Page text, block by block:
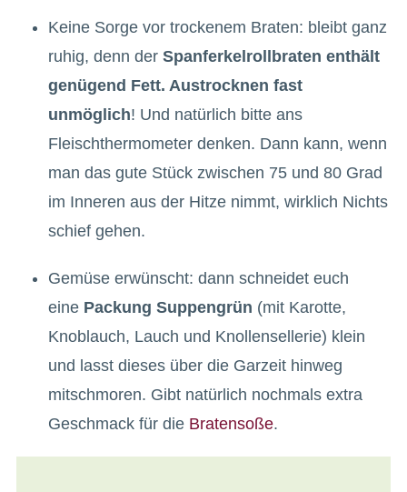
Keine Sorge vor trockenem Braten: bleibt ganz
ruhig, denn der Spanferkelrollbraten enthält
genügend Fett. Austrocknen fast
unmöglich! Und natürlich bitte ans
Fleischthermometer denken. Dann kann, wenn
man das gute Stück zwischen 75 und 80 Grad
im Inneren aus der Hitze nimmt, wirklich Nichts
schief gehen.
Gemüse erwünscht: dann schneidet euch
einePackung Suppengrün (mit Karotte,
Knoblauch, Lauch und Knollensellerie) klein
und lasst dieses über die Garzeit hinweg
mitschmoren. Gibt natürlich nochmals extra
Geschmack für die Bratensoße.